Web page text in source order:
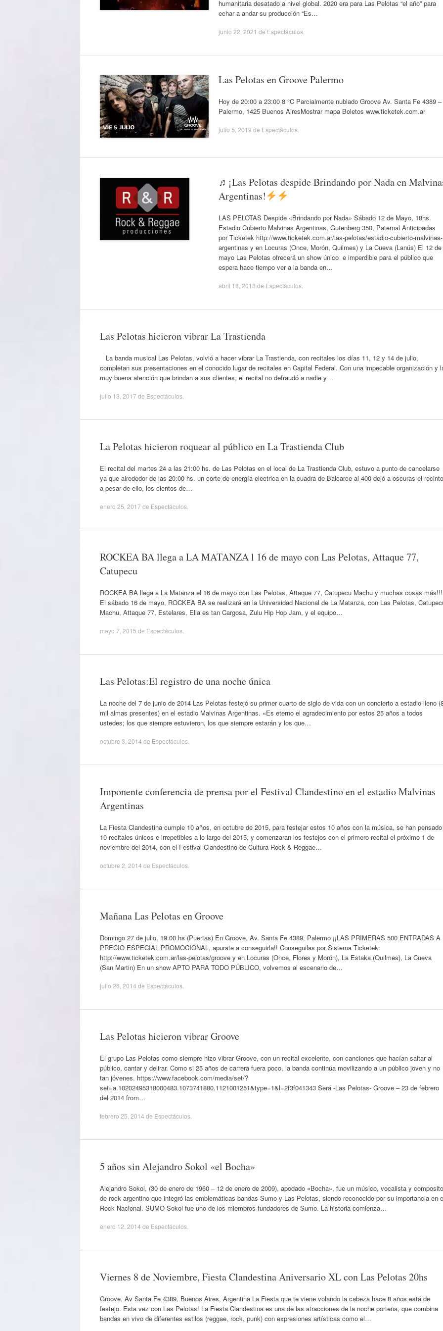
humanitaria desatado a nivel global. 2020 era para Las Pelotas “el año” para
echar a andar su producción “Es…
junio 22, 2021 de Espectáculos
Las Pelotas en Groove Palermo
Hoy de 20:00 a 23:00 8 °C Parcialmente nublado Groove Av. Santa Fe 4389 –
Palermo, 1425 Buenos AiresMostrar mapa Boletos www.ticketek.com.ar
julio 5, 2019 de Espectáculos
♬¡Las Pelotas despide Brindando por Nada en
Argentinas!
LAS PELOTAS Despide «Brindando por Nada» Sábado 12 de Mayo, 18hs.
Estadio Cubierto Malvinas Argentinas, Gutenberg 350, Paternal Anticipadas
por Ticketek http://www.ticketek.com.ar/las-pelotas/estadio-cubierto-malvinas-
argentinas y en Locuras (Once, Morón, Quilmes) y La Cueva (Lanús) El 12 de
mayo Las Pelotas ofrecerá un show único e imperdible para el público que
espera hace tiempo ver a la banda en…
abril 18, 2018 de Espectáculos
Las Pelotas hicieron vibrar La Trastienda
La banda musical Las Pelotas, volvió a hacer vibrar La Trastienda, con recitales los días 11, 12 y 14 de julio,
completan sus presentaciones en el conocido lugar de recitales en Capital Federal. Con una impecable organización y
muy buena atención que brindan a sus clientes, el recital no defraudó a nadie y…
julio 13, 2017 de Espectáculos
La Pelotas hicieron roquear al público en La Trastienda Club
El recital del martes 24 a las 21:00 hs. de Las Pelotas en el local de La Trastienda Club, estuvo a punto de cancelarse
ya que alrededor de las 20:00 hs. un corte de energía electrica en la cuadra de Balcarce al 400 dejó a oscuras el
a pesar de ello, los cientos de…
enero 25, 2017 de Espectáculos
ROCKEA BA llega a LA MATANZA l 16 de mayo con Las Pelotas, Attaque 77,
Catupecu
ROCKEA BA llega a La Matanza el 16 de mayo con Las Pelotas, Attaque 77, Catupecu Machu y muchas cosas más!!!
El sábado 16 de mayo, ROCKEA BA se realizará en la Universidad Nacional de La Matanza, con Las Pelotas,
Machu, Attaque 77, Estelares, Ella es tan Cargosa, Zulu Hip Hop Jam, y el equipo…
mayo 7, 2015 de Espectáculos
Las Pelotas:El registro de una noche única
La noche del 7 de junio de 2014 Las Pelotas festejó su primer cuarto de siglo de vida con un concierto a estadio lleno
mil almas presentes) en el estadio Malvinas Argentinas. «Es eterno el agradecimiento por estos 25 años a todos
ustedes; los que siempre estuvieron, los que siempre estarán y los que…
octubre 3, 2014 de Espectáculos
Imponente conferencia de prensa por el Festival Clandestino en el estadio Malvinas
Argentinas
La Fiesta Clandestina cumple 10 años, en octubre de 2015, para festejar estos 10 años con la música, se han pensado
10 recitales únicos e irrepetibles a lo largo del 2015, y comenzaran los festejos con el primero recital el próximo 1 de
noviembre del 2014, con el Festival Clandestino de Cultura Rock & Reggae…
octubre 2, 2014 de Espectáculos
Mañana Las Pelotas en Groove
Domingo 27 de julio, 19:00 hs (Puertas) En Groove, Av. Santa Fe 4389, Palermo ¡¡LAS PRIMERAS 500 ENTRADAS A
PRECIO ESPECIAL PROMOCIONAL, apurate a conseguirla!! Conseguilas por Sistema Ticketek:
http://www.ticketek.com.ar/las-pelotas/groove y en Locuras (Once, Flores y Morón), La Estaka (Quilmes), La Cueva
(San Martin) En un show APTO PARA TODO PÚBLICO, volvemos al escenario de…
julio 26, 2014 de Espectáculos
Las Pelotas hicieron vibrar Groove
El grupo Las Pelotas como siempre hizo vibrar Groove, con un recital excelente, con canciones que hacían saltar al
público, cantar y delirar. Como si 25 años de carrera fuera poco, la banda continúa movilizando a un público joven y no
tan jóvenes. https://www.facebook.com/media/set/?
set=a.10202495318000483.1073741880.1121001251&type=1&l=2f3f041343 Será -Las Pelotas- Groove – 23 de febrero
del 2014 from…
febrero 25, 2014 de Espectáculos
5 años sin Alejandro Sokol «el Bocha»
Alejandro Sokol, (30 de enero de 1960 – 12 de enero de 2009), apodado «Bocha», fue un músico, vocalista y
de rock argentino que integró las emblemáticas bandas Sumo y Las Pelotas, siendo reconocido por su importancia en
Rock Nacional. SUMO Sokol fue uno de los miembros fundadores de Sumo. La historia comienza…
enero 12, 2014 de Espectáculos
Viernes 8 de Noviembre, Fiesta Clandestina Aniversario XL con Las Pelotas 20hs
Groove, Av Santa Fe 4389, Buenos Aires, Argentina La Fiesta que te viene volando la cabeza hace 8 años está de
festejo. Esta vez con Las Pelotas! La Fiesta Clandestina es una de las atracciones de la noche porteña, que combina
bandas en vivo de diferentes estilos (reggae, rock, punk) con expresiones artísticas como el…